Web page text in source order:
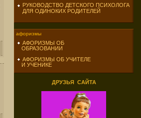
РУКОВОДСТВО ДЕТСКОГО ПСИХОЛОГА
ДЛЯ ОДИНОКИХ РОДИТЕЛЕЙ
афоризмы
АФОРИЗМЫ ОБ
ОБРАЗОВАНИИ
АФОРИЗМЫ ОБ УЧИТЕЛЕ
И УЧЕНИКЕ
ДРУЗЬЯ САЙТА